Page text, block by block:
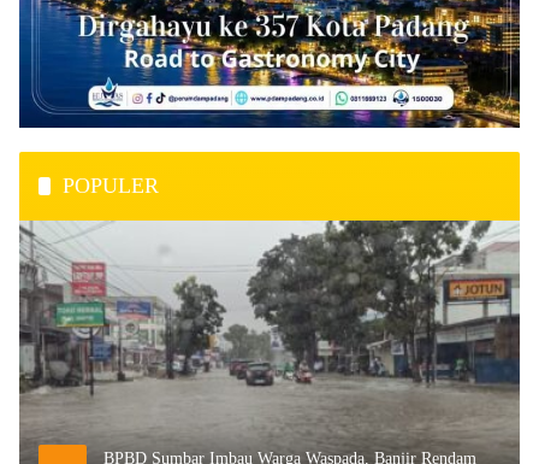
POPULER
BPBD Sumbar Imbau Warga Waspada, Banjir Rendam